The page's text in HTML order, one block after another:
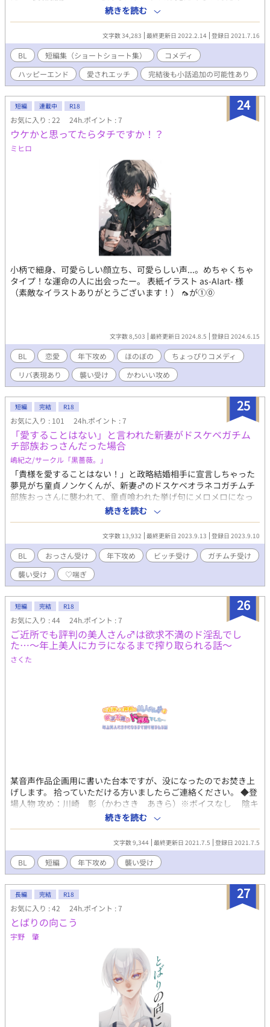
ど！』の弟編。こちらが先です。ちんこステータスがみえるコメ
ディ。男子学生×英語教師 年下攻め 襲い受け 敬語攻め ※
下品注意、倫理観はどこかへ置いていきました。ささやかに改稿
('22.02) 2. 聖剣だと思って握ったのが親友のアレで、俺は勇者じ
ゃなくて鞘なのか？［改稿版］ ルームシェアする幼馴染大学生
同士のあほエロ。 あほの子受け ムッツリ攻め ハート喘ぎ
乳首69 普通に69 3. 僕の恋が実った日［改稿版］ 憧れの先輩
への想いを断ち切ろうとしたら両想いだった高校生同士のしっと
り、ピュアな話。後半はＲ15 敬語男子 甘々 あえてどちらが攻
めか言いません(想像にお任せします) 4. お星様になったママが僕
の理想なのに、幼馴染♂が迫ってくる！［改稿版］ マザコン主
人公(18)が幼馴染と結婚するコメディ。異世界もの。 あほの
子受け ガチムチ攻め 愛されエッチ 睡姦？ 最初だけ女性が
出てきます。 ＊ アカウント統合のため、別名義で投稿した
もの(’20.10末〜’21.2末)を加筆修正しました。そちらは引き下げ
済みです。 ＊ Ｒは予告なく入ります。 ＊ 表紙はCanvaさまで
作成した画像を使用しております。 ＊ 一部抜粋して改稿したも
のを別サイトさまに別名義別タイトルで投稿しています(Rなし)
続きを読む
文字数 34,283 最終更新日 2022.2.14 登録日 2021.7.16
BL 短編集（ショートショート集）
コメディ
ハッピーエンド
愛されエッチ 完結後も小話追加の可能性あり
24
短編 連載中 R18
お気に入り : 22 24h.ポイント : 7
ウケかと思ってたらタチですか！？
ミヒロ
小柄で細身、可愛らしい顔立ち、可愛らしい声...。めちゃくちゃ
タイプ！な運命の人に出会ったー。 表紙イラスト as-AIart- 様
（素敵なイラストありがとうございます！） 🦟が①⓪
文字数 8,503 最終更新日 2024.8.5 登録日 2024.6.15
BL 恋愛 年下攻め ほのぼの
ちょっぴりコメディ
リバ表現あり
襲い受け かわいい攻め
25
短編 完結 R18
お気に入り : 101 24h.ポイント : 7
「愛することはない」と言われた新妻がドスケベガチム
チ部族おっさんだった場合
嶋紀之/サークル「黒薔薇。」
「貴様を愛することはない！」と政略結婚相手に宣言しちゃった
夢見がち童貞ノンケくんが、新妻♂のドスケベオラネコガチムチ
部族おっさんに襲われて、童貞喰われた挙げ句にメロメロになっ
ちゃう話。 全４話、毎日０時に更新します。完結まで執筆済。 攻
め…コーマ・マンチーキ(19) 貴族の嫡男。プライドは高いが、ロ
マンス小説をこよなく愛して恋愛結婚に夢を見ていた童貞ノン
ケ。どえらい美青年。オナニー経験すら浅いピュアボーイ。恋愛
脳なのでめちゃめちゃチョロい。 受け…ネオ・ラ・コヴィッチ
(45) 男しかいない部族の族長。豪快で男気溢れるガチムチオヤ
ジ。部族のしきたりによりケツもチンポも使い込みまくっている
ドスケベオラネコおっさん。爽やかで快活でドスケベ。 「君を愛
することはない」テンプレのパロディAV小説書きたいなと思った
ら、いつものように童貞を虜にするドスケベオラネコおっさんの
話になってました。 ありとあらゆるなろう系テンプレをスケベパ
ロディしていきたい所存です。
続きを読む
文字数 13,932 最終更新日 2023.9.13 登録日 2023.9.10
BL おっさん受け 年下攻め ビッチ受け
ガチムチ受け
襲い受け
♡喘ぎ
26
短編 完結 R18
お気に入り : 44 24h.ポイント : 7
ご近所でも評判の美人さん♂は欲求不満のド淫乱でし
た…～年上美人にカラになるまで搾り取られる話～
さくた
某音声作品企画用に書いた台本ですが、没になったのでお焚き上
げします。 拾っていただける方いましたらご連絡ください。 ◆登
場人物 攻め：川崎 彰（かわさき あきら）※ボイスなし 陰キ
ャ男子大学生。童貞。遥とは挨拶をする程度の関係。 受け：青
柳 遥（あおやぎ はるか） 彰の近所に住んでいる美人
（男）。童貞を食うのが趣味。彰のことは前々から狙っていた。
話し方はゆっくりとしていて、やや語尾を伸ばし気味。 ◆あら
すじ ご近所に住んでいる青柳さんは、いかにも陰キャな彰にも明
るく挨拶をしてくれる。 ある日、青柳さんにお菓子を作りすぎた
ので食べていかないかと誘われ、家にお邪魔することに。 しかし
家に入った途端、青柳さんは彰を押し倒して蠱惑的に微笑んだ。
「青柳さん、じゃなくってぇ…、はるか、って呼んでください…
♡」 「僕と、いいことしましょ…？ とーっても気持ちいい、え
っちなこと…♡」
続きを読む
文字数 9,344 最終更新日 2021.7.5 登録日 2021.7.5
BL 短編 年下攻め 襲い受け
27
長編 完結 R18
お気に入り : 42 24h.ポイント : 7
とばりの向こう
宇野 肇